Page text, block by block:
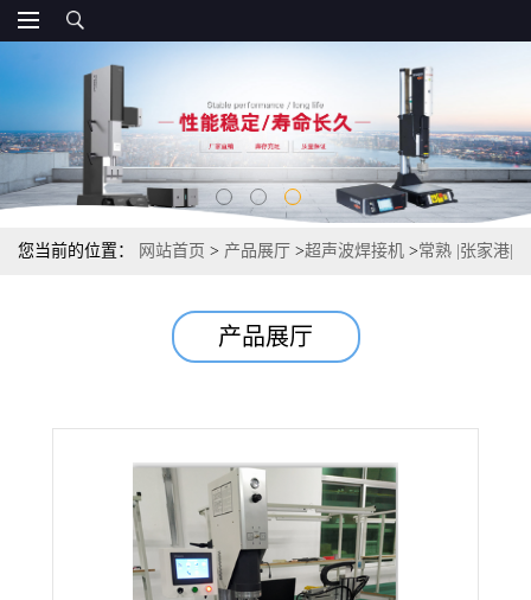
您当前的位置： 网站首页 > 产品展厅 >超声波焊接机 >常熟 |张家港|
产品展厅